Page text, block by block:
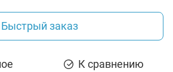
Быстрый заказ
К сравнению